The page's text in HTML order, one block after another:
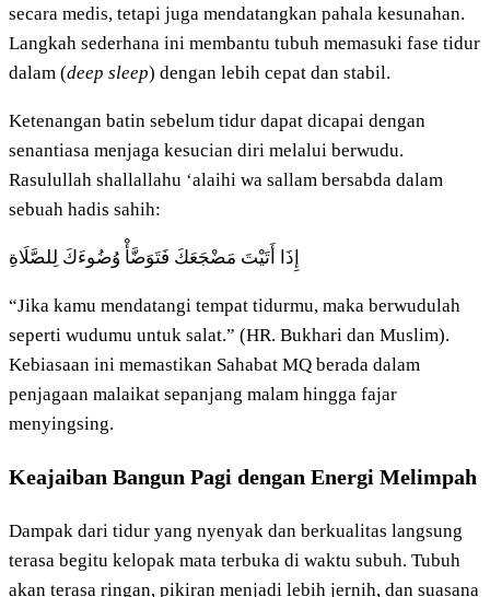
secara medis, tetapi juga mendatangkan pahala kesunahan.
Langkah sederhana ini membantu tubuh memasuki fase tidur
dalam (deep sleep) dengan lebih cepat dan stabil.
Ketenangan batin sebelum tidur dapat dicapai dengan
senantiasa menjaga kesucian diri melalui berwudu.
Rasulullah shallallahu ‘alaihi wa sallam bersabda dalam
sebuah hadis sahih:
إِذَا أَتَيْتَ مَضْجَعَكَ فَتَوَضَّأْ وُضُوءَكَ لِلصَّلَاةِ
“Jika kamu mendatangi tempat tidurmu, maka berwudulah
seperti wudumu untuk salat.” (HR. Bukhari dan Muslim).
Kebiasaan ini memastikan Sahabat MQ berada dalam
penjagaan malaikat sepanjang malam hingga fajar
menyingsing.
Keajaiban Bangun Pagi dengan Energi Melimpah
Dampak dari tidur yang nyenyak dan berkualitas langsung
terasa begitu kelopak mata terbuka di waktu subuh. Tubuh
akan terasa ringan, pikiran menjadi lebih jernih, dan suasana